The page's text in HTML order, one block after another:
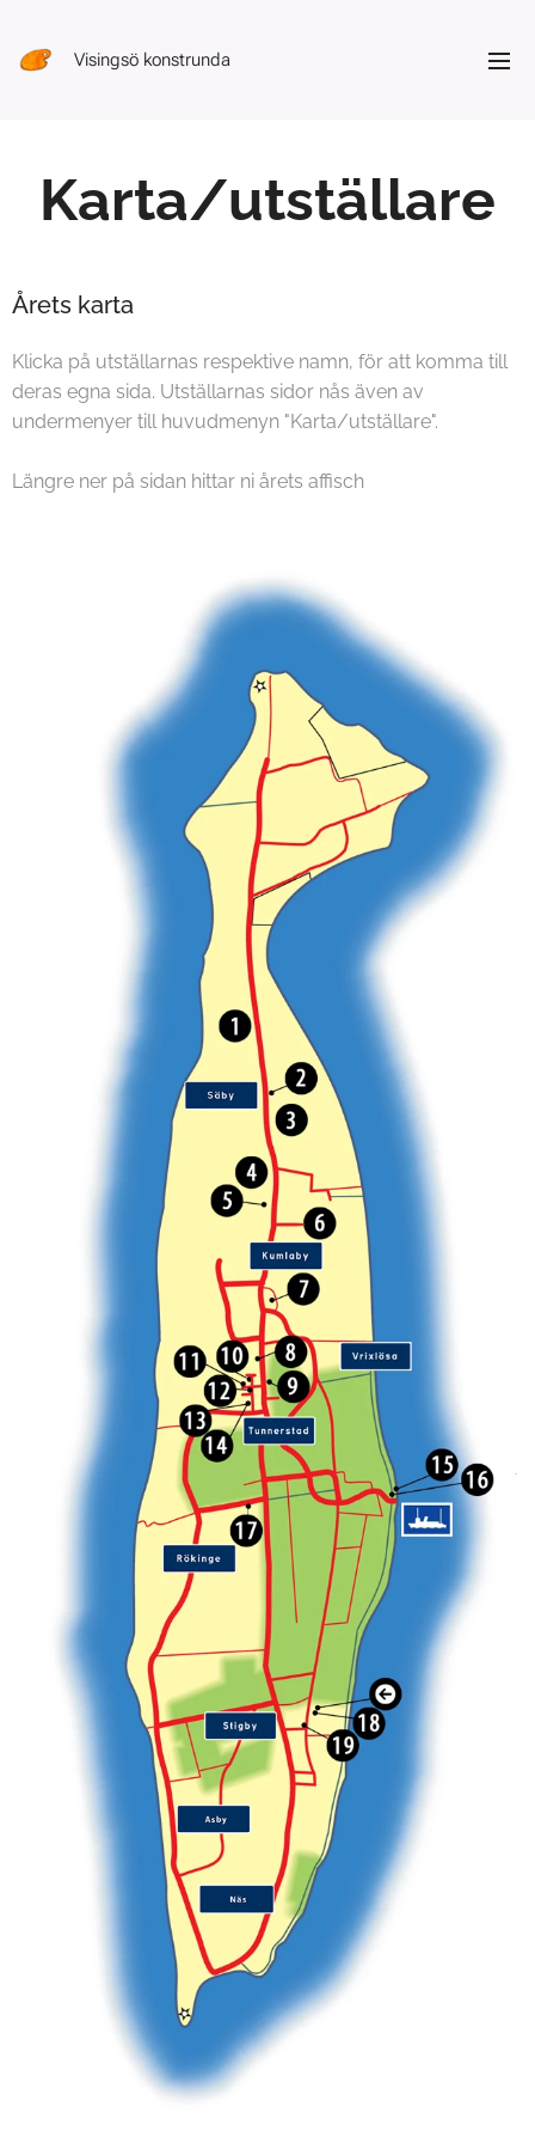
Visingsö konstrunda
Karta/utställare
Årets karta
Klicka på utställarnas respektive namn, för att komma till
deras egna sida. Utställarnas sidor nås även av
undermenyer till huvudmenyn "Karta/utställare".
Längre ner på sidan hittar ni årets affisch ⬇